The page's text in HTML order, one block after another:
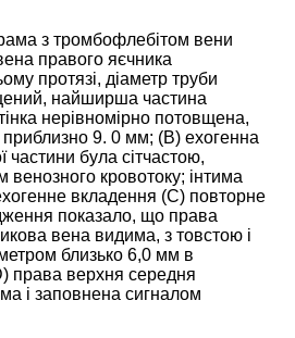
з тромбофлебітом вени
правого яєчника
протязі, діаметр труби
найширша частина
нерівномірно потовщена,
приблизно 9. 0 мм; (В) ехогенна
частини була сітчастою,
кровотоку; інтима
вкладення (С) повторне
показало, що права
вена видима, з товстою і
близько 6,0 мм в
права верхня середня
і заповнена сигналом